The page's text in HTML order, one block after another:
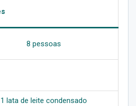
8 pessoas
1 lata de leite condensado